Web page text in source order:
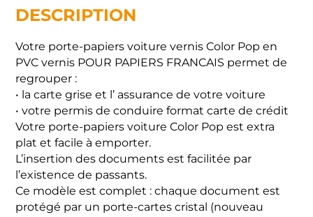
DESCRIPTION
Votre porte-papiers voiture vernis Color Pop en
PVC vernis POUR PAPIERS FRANCAIS permet de
regrouper :
• la carte grise et l’ assurance de votre voiture
• votre permis de conduire format carte de crédit
Votre porte-papiers voiture Color Pop est extra
plat et facile à emporter.
L’insertion des documents est facilitée par
l’existence de passants.
Ce modèle est complet : chaque document est
protégé par un porte-cartes cristal (nouveau